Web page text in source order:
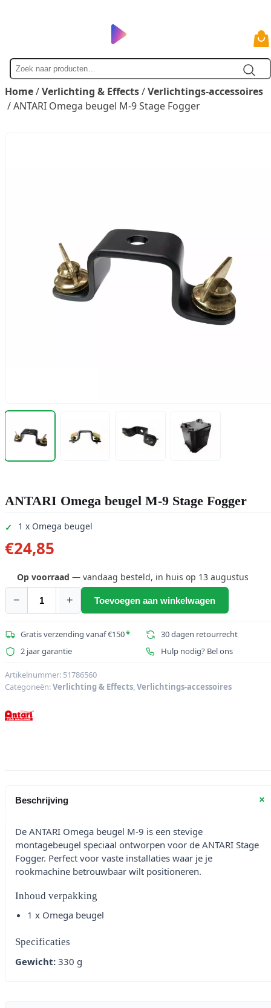
Zoek
naar
Home/Verlichting & Effects/Verlichtings-accessoires
/ ANTARI Omega beugel M-9 Stage Fogger
ANTARI Omega beugel M-9 Stage Fogger
1 x Omega beugel
€24,85
Op voorraad — vandaag besteld, in huis op 13 augustus
−
ANTARI
beugel
M-
Stage
Fogger
+ Toevoegen aan winkelwagen
Gratis verzending vanaf €150*
30 dagen retourrecht
2 jaar garantie
Hulp nodig? Bel ons
Artikelnummer: 51786560
Categorieën:Verlichting & Effects,Verlichtings-accessoires
Beschrijving +
De ANTARI Omega beugel M-9 is een stevige
montagebeugel speciaal ontworpen voor de ANTARI Stage
Fogger. Perfect voor vaste installaties waar je je
rookmachine betrouwbaar wilt positioneren.
Inhoud verpakking
1 x Omega beugel
Specificaties
Gewicht: 330 g